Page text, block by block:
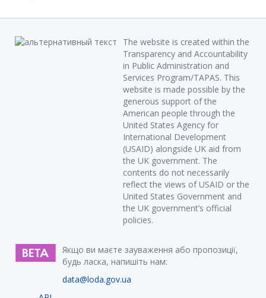
The website is created within the
Transparency and Accountability
in Public Administration and
Services Program/TAPAS. This
website is made possible by the
generous support of the
American people through the
United States Agency for
International Development
(USAID) alongside UK aid from
the UK government. The
contents do not necessarily
reflect the views of USAID or the
United States Government and
the UK government’s official
policies.
Якщо ви маєте зауваження або пропозиції,
будь ласка, напишіть нам:
data@loda.gov.ua